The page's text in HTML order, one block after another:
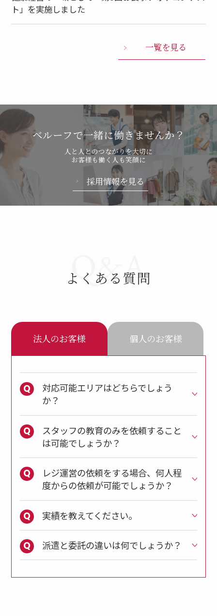
ト」を実施しました
一覧を見る
ベルーフで一緒に働きませんか？
人と人とのつながりを大切に
お客様も働く人も笑顔に
採用情報を見る
よくある質問
Q&A
法人のお客様 個人のお客様
対応可能エリアはどちらでしょう
か？
スタッフの教育のみを依頼すること
は可能でしょうか？
レジ運営の依頼をする場合、何人程
度からの依頼が可能でしょうか？
実績を教えてください。
派遣と委託の違いは何でしょうか？